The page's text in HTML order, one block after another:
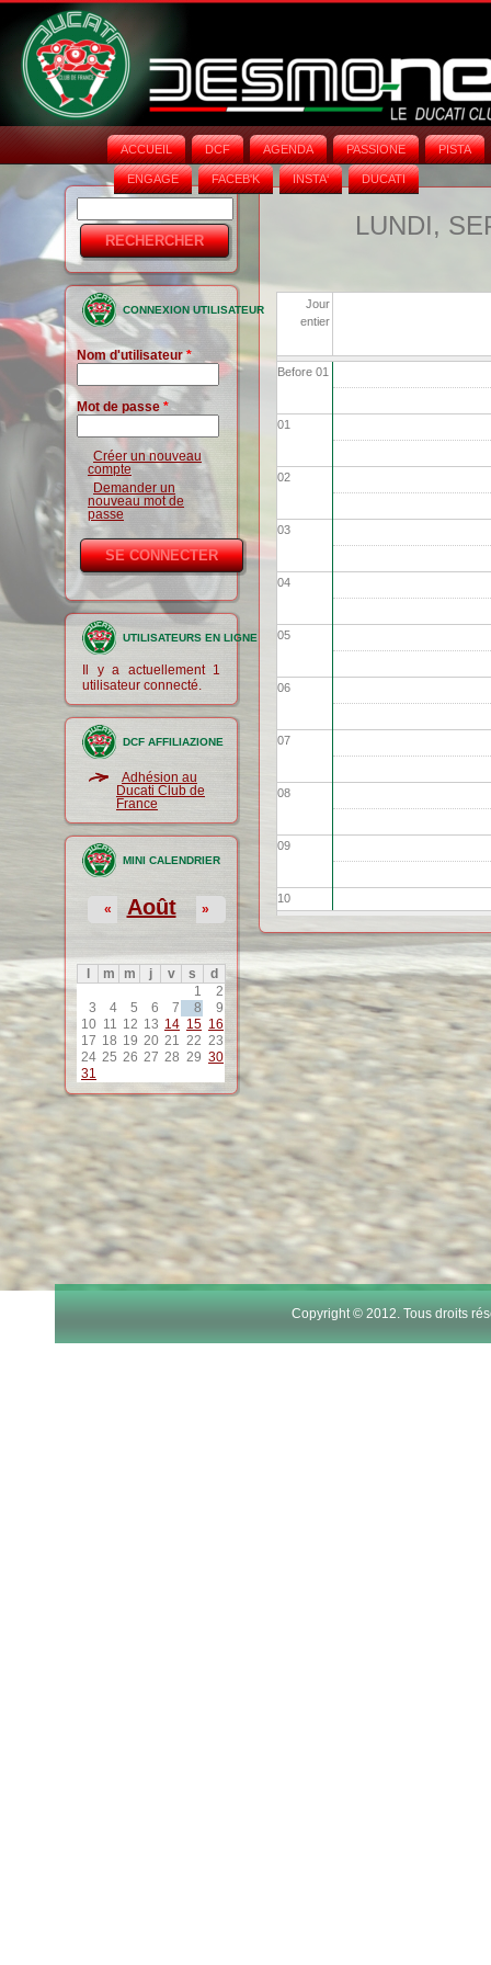
ACCUEIL DCF AGENDA PASSIONE PISTA
ENGAGE FACEB'K INSTA‘ DUCATI
Formulaire
de
recherche
CONNEXION UTILISATEUR
Nom d'utilisateur*
Mot de passe *
Créer un nouveau
compte
Demander un
nouveau mot de
passe
UTILISATEURS EN LIGNE
Il y a actuellement 1
utilisateur connecté.
DCF AFFILIAZIONE
Adhésion au
Ducati Club de
France
MINI CALENDRIER
Août
« »
m m j v s
d
1
2
3
4 5 6 7 8
9
10 11 12 13 14 15 16
17 18 19 20 21 22 23
24 25 26 27 28 29 30
31
LUNDI,
Jour
entier
Before 01
01
02
03
04
05
06
07
08
09
10
11
12
13
15
17
Copyright © 2012. Tous droits